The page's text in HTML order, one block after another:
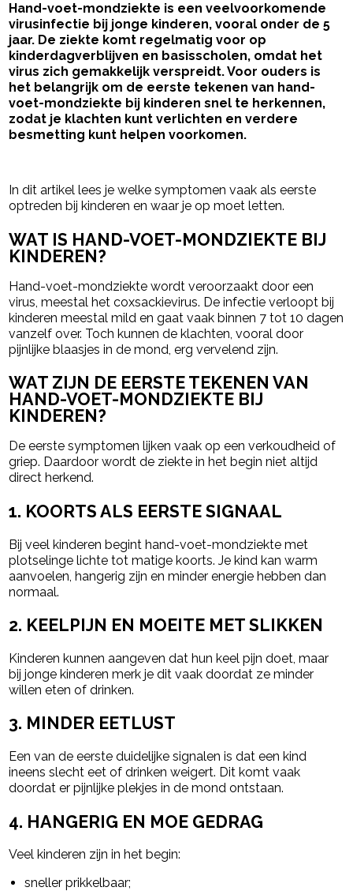
Hand-voet-mondziekte is een veelvoorkomende
virusinfectie bij jonge kinderen, vooral onder de 5
jaar. De ziekte komt regelmatig voor op
kinderdagverblijven en basisscholen, omdat het
virus zich gemakkelijk verspreidt. Voor ouders is
het belangrijk om de eerste tekenen van hand-
voet-mondziekte bij kinderen snel te herkennen,
zodat je klachten kunt verlichten en verdere
besmetting kunt helpen voorkomen.
In dit artikel lees je welke symptomen vaak als eerste
optreden bij kinderen en waar je op moet letten.
WAT IS HAND-VOET-MONDZIEKTE BIJ
KINDEREN?
Hand-voet-mondziekte wordt veroorzaakt door een
virus, meestal het coxsackievirus. De infectie verloopt bij
kinderen meestal mild en gaat vaak binnen 7 tot 10 dagen
vanzelf over. Toch kunnen de klachten, vooral door
pijnlijke blaasjes in de mond, erg vervelend zijn.
WAT ZIJN DE EERSTE TEKENEN VAN
HAND-VOET-MONDZIEKTE BIJ
KINDEREN?
De eerste symptomen lijken vaak op een verkoudheid of
griep. Daardoor wordt de ziekte in het begin niet altijd
direct herkend.
1. KOORTS ALS EERSTE SIGNAAL
Bij veel kinderen begint hand-voet-mondziekte met
plotselinge lichte tot matige koorts. Je kind kan warm
aanvoelen, hangerig zijn en minder energie hebben dan
normaal.
2. KEELPIJN EN MOEITE MET SLIKKEN
Kinderen kunnen aangeven dat hun keel pijn doet, maar
bij jonge kinderen merk je dit vaak doordat ze minder
willen eten of drinken.
3. MINDER EETLUST
Een van de eerste duidelijke signalen is dat een kind
ineens slecht eet of drinken weigert. Dit komt vaak
doordat er pijnlijke plekjes in de mond ontstaan.
4. HANGERIG EN MOE GEDRAG
Veel kinderen zijn in het begin:
sneller prikkelbaar;